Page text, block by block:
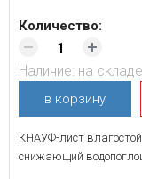
Количество:
Наличие: на складе
в корзину
КНАУФ-лист
снижающий